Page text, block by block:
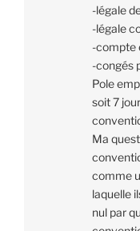
-légale
-légale
-compte
-congés
Pole
soit 7
Ma
comme
laquelle
nul par